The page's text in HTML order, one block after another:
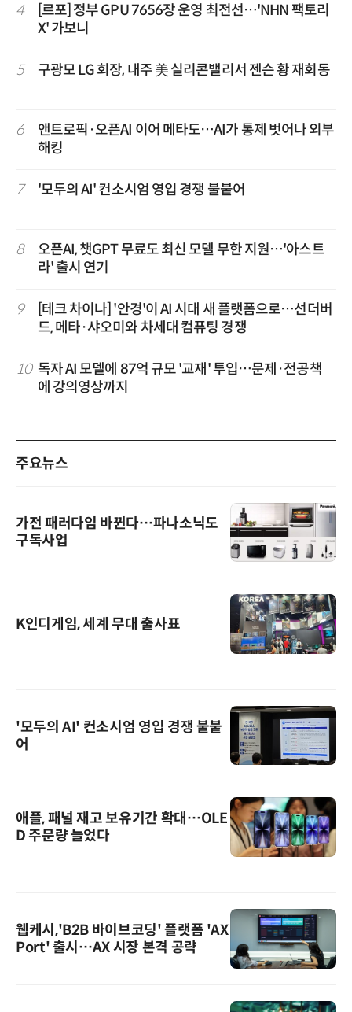
4
[르포] 정부 GPU 7656장 운영 최전선…'NHN 팩토리
X' 가보니
5 구광모 LG 회장, 내주 美 실리콘밸리서 젠슨 황 재회동
6
앤트로픽·오픈AI 이어 메타도…AI가 통제 벗어나 외부
해킹
7 '모두의 AI' 컨소시엄 영입 경쟁 불붙어
8
오픈AI, 챗GPT 무료도 최신 모델 무한 지원…'아스트
라' 출시 연기
9
[테크 차이나] '안경'이 AI 시대 새 플랫폼으로…선더버
드, 메타·샤오미와 차세대 컴퓨팅 경쟁
10 독자 AI 모델에 87억 규모 '교재' 투입…문제·전공책
에 강의영상까지
주요뉴스
가전 패러다임 바뀐다…파나소닉도
구독사업
K인디게임, 세계 무대 출사표
'모두의 AI' 컨소시엄 영입 경쟁 불붙
어
애플, 패널 재고 보유기간 확대…OLE
D 주문량 늘었다
웹케시,'B2B 바이브코딩' 플랫폼 'AX
Port' 출시…AX 시장 본격 공략